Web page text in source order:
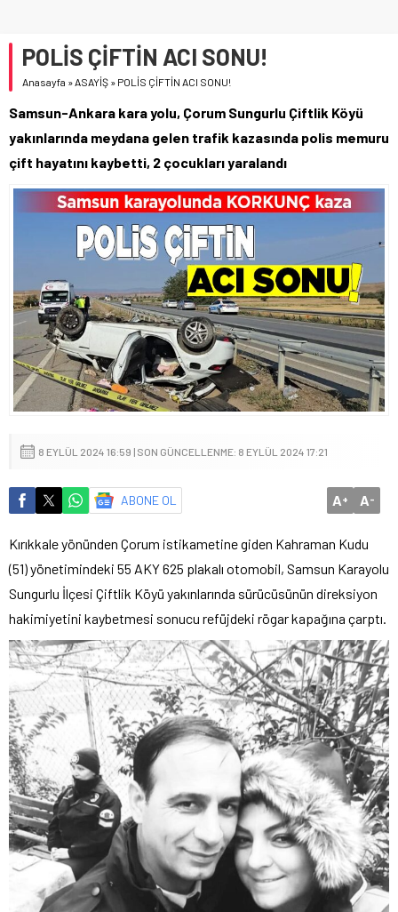
POLİS ÇİFTİN ACI SONU!
Anasayfa »ASAYİŞ » POLİS ÇİFTİN ACI SONU!
Samsun-Ankara kara yolu, Çorum Sungurlu Çiftlik Köyü
yakınlarında meydana gelen trafik kazasında polis memuru
çift hayatını kaybetti, 2 çocukları yaralandı
8 EYLÜL 2024 16:59 | SON GÜNCELLENME: 8 EYLÜL 2024 17:21
ABONE OL A+ A-
Kırıkkale yönünden Çorum istikametine giden Kahraman Kudu
(51) yönetimindeki 55 AKY 625 plakalı otomobil, Samsun Karayolu
Sungurlu İlçesi Çiftlik Köyü yakınlarında sürücüsünün direksiyon
hakimiyetini kaybetmesi sonucu refüjdeki rögar kapağına çarptı.